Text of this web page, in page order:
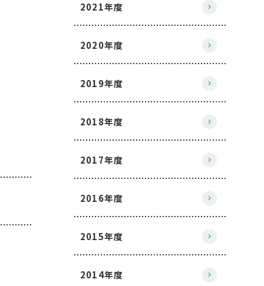
2021年度
2020年度
2019年度
2018年度
2017年度
2016年度
2015年度
2014年度